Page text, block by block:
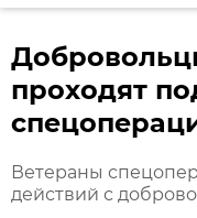
проходят
Ветераны
действий с